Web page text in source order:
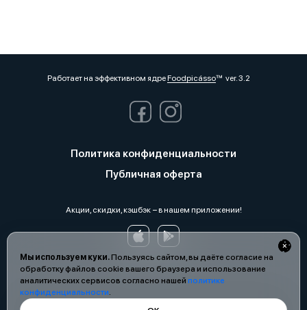
Мы используем куки.Пользуясь сайтом, вы даёте согласие на
обработку файлов cookie вашего браузера и использование
аналитических сервисов согласно нашей политике
конфиденциальности.
Работает на эффективном ядреFoodpicássover. 3.2
Политика конфиденциальности
Публичная оферта
Акции, скидки, кэшбэк − в нашем приложении!